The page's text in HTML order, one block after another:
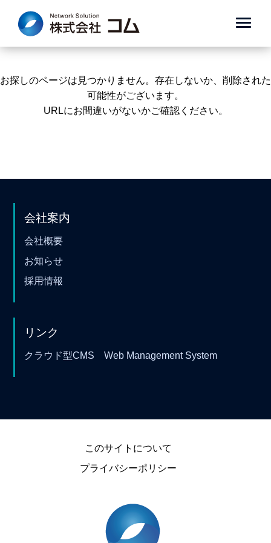
お探しのページは見つかりません。存在しないか、削除された
可能性がございます。
URLにお間違いがないかご確認ください。
会社案内
会社概要
お知らせ
採用情報
リンク
クラウド型CMS Web Management System
このサイトについて
プライバシーポリシー